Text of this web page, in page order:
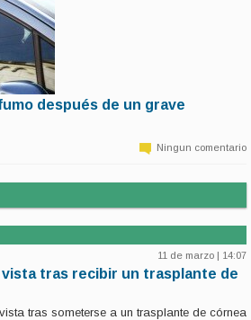
11 de marzo | 6:37
entre otros, y actual comentarista de
en un local de comidas y el golpe le provocó
después de un grave
Ningun comentario
11 de marzo | 14:07
tras recibir un trasplante de
tras someterse a un trasplante de córnea